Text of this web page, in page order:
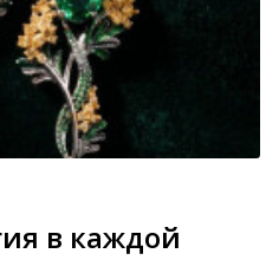
в каждой